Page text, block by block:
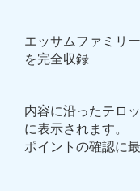
エッサムファミリ
を完全収録
内容に沿ったテロ
に表示されます。
ポイントの確認に最